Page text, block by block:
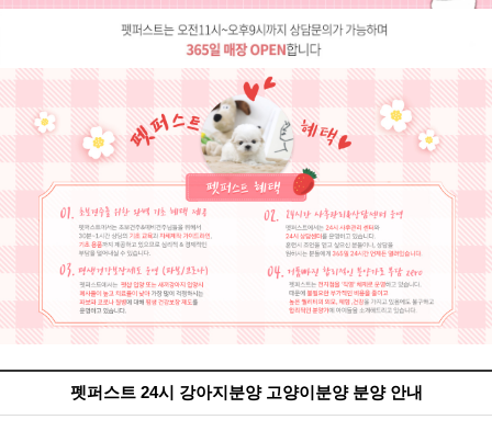
펫퍼스트 24시 강아지분양 고양이분양 분양 안내